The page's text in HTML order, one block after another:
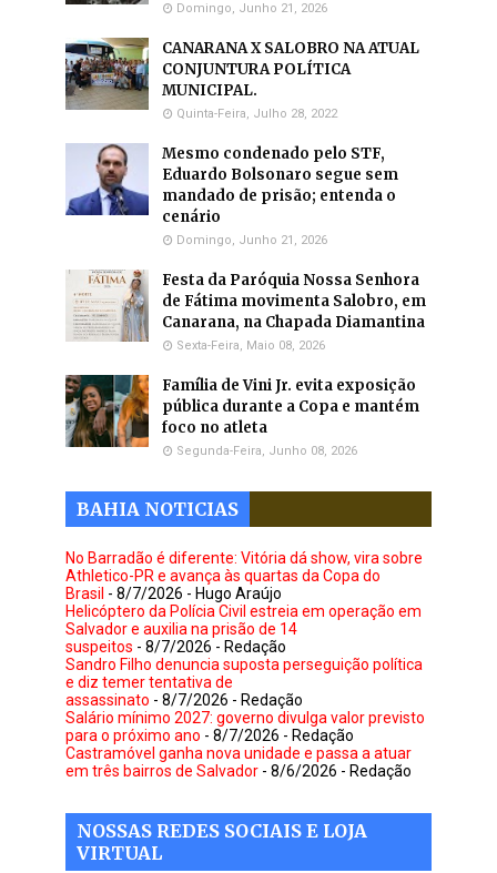
Domingo, Junho 21, 2026
CANARANA X SALOBRO NA ATUAL
CONJUNTURA POLÍTICA
MUNICIPAL.
Quinta-Feira, Julho 28, 2022
Mesmo condenado pelo STF,
Eduardo Bolsonaro segue sem
mandado de prisão; entenda o
cenário
Domingo, Junho 21, 2026
Festa da Paróquia Nossa Senhora
de Fátima movimenta Salobro, em
Canarana, na Chapada Diamantina
Sexta-Feira, Maio 08, 2026
Família de Vini Jr. evita exposição
pública durante a Copa e mantém
foco no atleta
Segunda-Feira, Junho 08, 2026
BAHIA NOTICIAS
No Barradão é diferente: Vitória dá show, vira sobre
Athletico-PR e avança às quartas da Copa do
Brasil - 8/7/2026 - Hugo Araújo
Helicóptero da Polícia Civil estreia em operação em
Salvador e auxilia na prisão de 14
suspeitos - 8/7/2026 - Redação
Sandro Filho denuncia suposta perseguição política
e diz temer tentativa de
assassinato - 8/7/2026 - Redação
Salário mínimo 2027: governo divulga valor previsto
para o próximo ano - 8/7/2026 - Redação
Castramóvel ganha nova unidade e passa a atuar
em três bairros de Salvador - 8/6/2026 - Redação
NOSSAS REDES SOCIAIS E LOJA
VIRTUAL